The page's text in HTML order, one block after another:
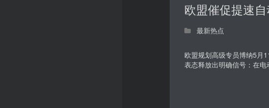
欧盟催促提速
最新热点
欧盟规划高级专员博纳5月
表态释放出明确信号：在电